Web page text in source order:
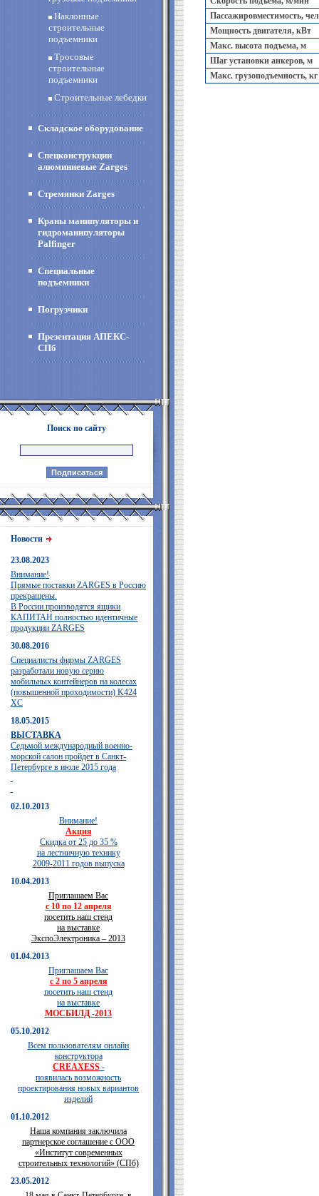
Наклонные
строительные
подъемники
Тросовые
строительные
подъемники
Строительные лебедки
Складское оборудование
Спецконструкции
алюминиевые Zarges
Стремянки Zarges
Краны манипуляторы и
гидроманипуляторы
Palfinger
Специальные
подъемники
Погрузчики
Презентация АПЕКС-
СПб
Поиск по сайту
Новости
23.08.2023
Внимание!
Прямые поставки ZARGES в Россию
прекращены.
В России производятся ящики
КАПИТАН полностью идентичные
продукции ZARGES
30.08.2016
Специалисты фирмы ZARGES
разработали новую серию
мобильных контейнеров на колесах
(повышенной проходимости) K424
XC
18.05.2015
ВЫСТАВКА
Седьмой международный военно-
морской салон пройдет в Санкт-
Петербурге в июле 2015 года
02.10.2013
Внимание!
Акция
Скидка от 25 до 35 %
на лестничную технику
2009-2011 годов выпуска
10.04.2013
Приглашаем Вас
с 10 по 12 апреля
посетить наш стенд
на выставке
ЭкспоЭлектроника – 2013
01.04.2013
Приглашаем Вас
с 2 по 5 апреля
посетить наш стенд
на выставке
МОСБИЛД -2013
05.10.2012
Всем пользователям онлайн
конструктора
CREAXESS-
появилась возможность
проектирования новых вариантов
изделий
01.10.2012
Наша компания заключила
партнерское соглашение с ООО
«Институт современных
строительных технологий» (СПб)
23.05.2012
Пассажировместимость,
Мощность двигателя, кВт
Макс. высота подъема, м
Шаг установки анкеров, м
Макс. грузоподъемность, кг